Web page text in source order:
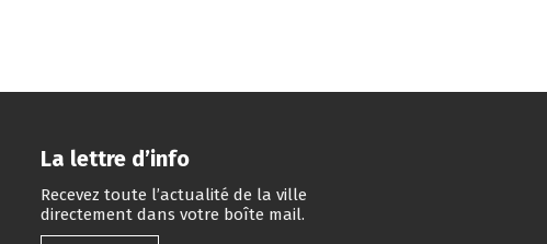
La lettre d’info
Recevez toute l’actualité de la ville
directement dans votre boîte mail.